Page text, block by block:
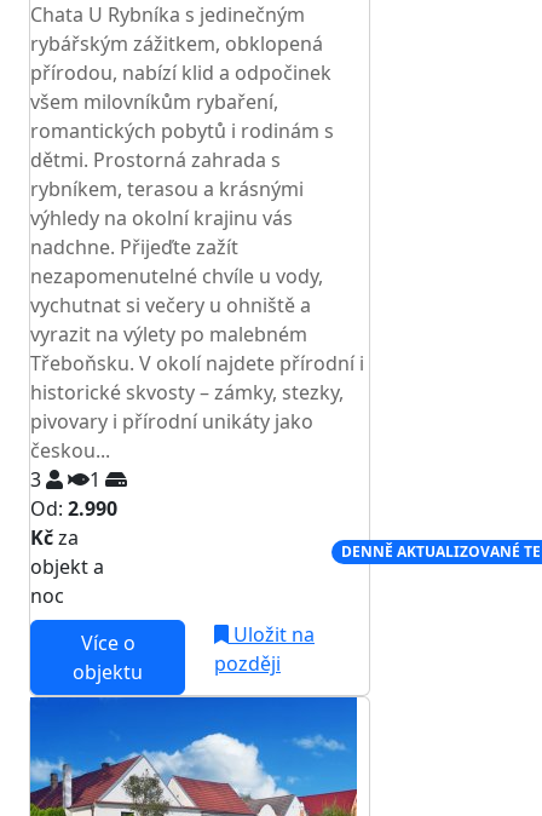
Chata U Rybníka s jedinečným
rybářským zážitkem, obklopená
přírodou, nabízí klid a odpočinek
všem milovníkům rybaření,
romantických pobytů i rodinám s
dětmi. Prostorná zahrada s
rybníkem, terasou a krásnými
výhledy na okolní krajinu vás
nadchne. Přijeďte zažít
nezapomenutelné chvíle u vody,
vychutnat si večery u ohniště a
vyrazit na výlety po malebném
Třeboňsku. V okolí najdete přírodní i
historické skvosty – zámky, stezky,
pivovary i přírodní unikáty jako
českou...
3
1
Od: 2.990
Kčza
objekt a
noc
DENNĚ AKTUALIZOVANÉ
Více o
objektu
Uložit na
později